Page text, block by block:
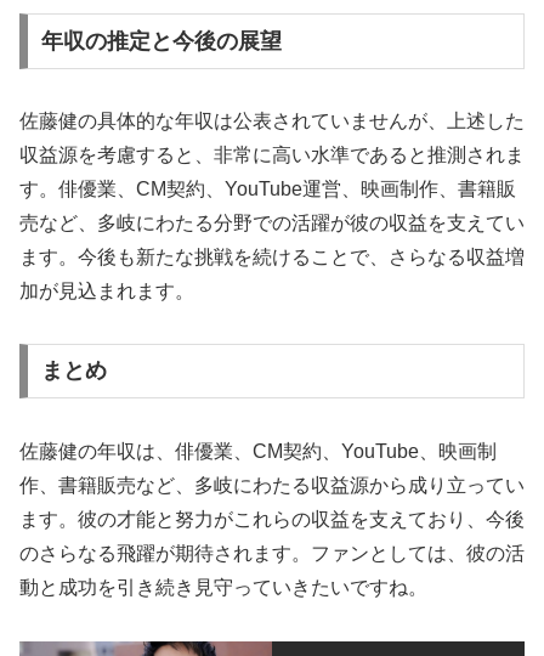
年収の推定と今後の展望
佐藤健の具体的な年収は公表されていませんが、上述した
収益源を考慮すると、非常に高い水準であると推測されま
す。俳優業、CM契約、YouTube運営、映画制作、書籍販
売など、多岐にわたる分野での活躍が彼の収益を支えてい
ます。今後も新たな挑戦を続けることで、さらなる収益増
加が見込まれます。
まとめ
佐藤健の年収は、俳優業、CM契約、YouTube、映画制
作、書籍販売など、多岐にわたる収益源から成り立ってい
ます。彼の才能と努力がこれらの収益を支えており、今後
のさらなる飛躍が期待されます。ファンとしては、彼の活
動と成功を引き続き見守っていきたいですね。